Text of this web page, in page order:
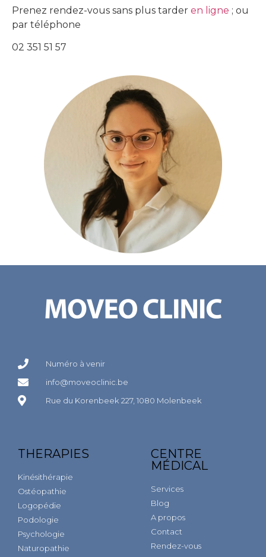
Prenez rendez-vous sans plus tarder en ligne ; ou
par téléphone
02 351 51 57
Numéro à venir
info@moveoclinic.be
Rue du Korenbeek 227, 1080 Molenbeek
THERAPIES
Kinésithérapie
Ostéopathie
Logopédie
Podologie
Psychologie
Naturopathie
CENTRE
MÉDICAL
Services
Blog
A propos
Contact
Rendez-vous